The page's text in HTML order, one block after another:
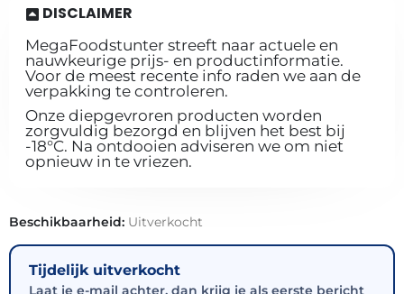
DISCLAIMER
MegaFoodstunter streeft naar actuele en
nauwkeurige prijs- en productinformatie.
Voor de meest recente info raden we aan de
verpakking te controleren.
Onze diepgevroren producten worden
zorgvuldig bezorgd en blijven het best bij
-18°C. Na ontdooien adviseren we om niet
opnieuw in te vriezen.
Beschikbaarheid: Uitverkocht
Tijdelijk uitverkocht
Laat je e-mail achter, dan krijg je als eerste bericht